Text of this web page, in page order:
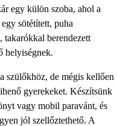
egy külön szoba, ahol a
sötétített, puha
takarókkal berendezett
helyiségnek.
szülőkhöz, de mégis kellően
gyerekeket. Készítsünk
vagy mobil paravánt, és
jól szellőztethető. A